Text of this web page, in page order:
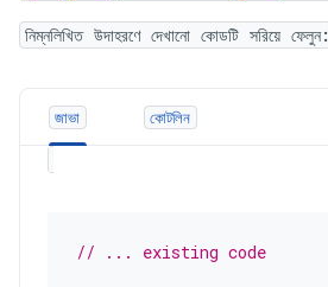
নিম্নলিখিত উদাহরণে দেখানো কোডটি সরিয়ে ফেলুন:
জাভা কোটলিন
// ... existing code